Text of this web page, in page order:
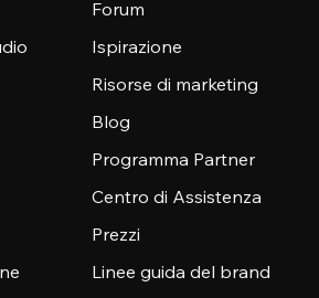
Forum
Ispirazione
Risorse di marketing
Blog
Programma Partner
Centro di Assistenza
Prezzi
Linee guida del brand